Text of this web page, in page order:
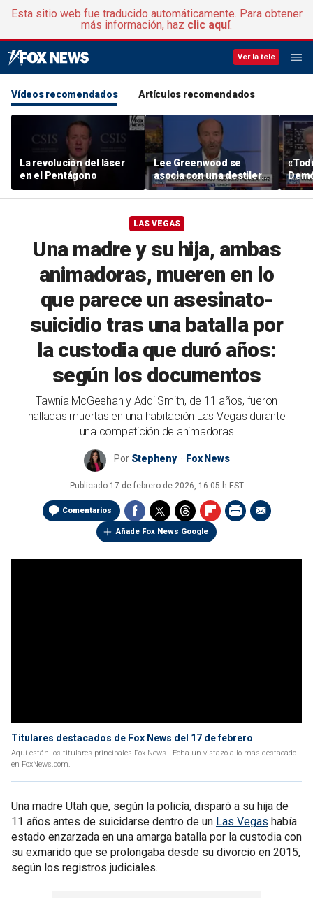
Esta sitio web fue traducido automáticamente. Para obtener
más información, haz clic aquí.
Ver la tele
Vídeos recomendados Artículos recomendados
La revolución del láser
en el Pentágono
Lee Greenwood se
asocia con una destilería
regentada por veteranos
en el
LAS VEGAS
Una madre y su hija, ambas
animadoras, mueren en lo
que parece un asesinato-
suicidio tras una batalla por
la custodia que duró años:
según los documentos
Tawnia McGeehan y Addi Smith, de 11 años, fueron
halladas muertas en una habitación Las Vegas durante
una competición de animadoras
Por Stepheny Fox News
Publicado 17 de febrero de 2026, 16:05 h EST
Comentarios
Añade Fox News Google
Titulares destacados de Fox News del 17 de febrero
Aquí están los titulares principales Fox News . Echa un vistazo a lo más destacado
en FoxNews.com.
Una madre Utah que, según la policía, disparó a su hija de
11 años antes de suicidarse dentro de un Las Vegas había
estado enzarzada en una amarga batalla por la custodia con
su exmarido que se prolongaba desde su divorcio en 2015,
según los registros judiciales.